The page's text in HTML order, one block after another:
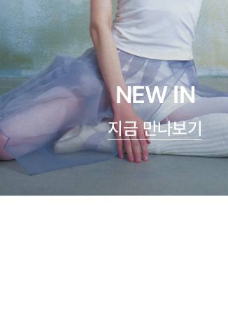
NEW IN
지금 만나보기
쿨실크 루루 캐미탑